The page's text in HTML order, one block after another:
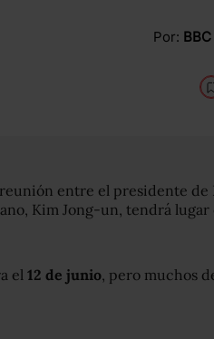
Por:
entre el presidente de
Kim Jong-un, tendrá
el 12 de junio, pero muchos